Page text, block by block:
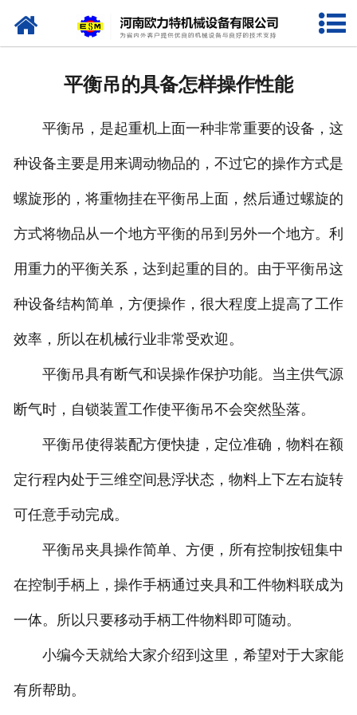
网站首页
企业相册
资质荣誉
联系我们
平衡吊的具备怎样操作性能
平衡吊，是起重机上面一种非常重要的设备，这
种设备主要是用来调动物品的，不过它的操作方式是
螺旋形的，将重物挂在平衡吊上面，然后通过螺旋的
方式将物品从一个地方平衡的吊到另外一个地方。利
用重力的平衡关系，达到起重的目的。由于平衡吊这
种设备结构简单，方便操作，很大程度上提高了工作
效率，所以在机械行业非常受欢迎。
平衡吊具有断气和误操作保护功能。当主供气源
断气时，自锁装置工作使平衡吊不会突然坠落。
平衡吊使得装配方便快捷，定位准确，物料在额
定行程内处于三维空间悬浮状态，物料上下左右旋转
可任意手动完成。
平衡吊夹具操作简单、方便，所有控制按钮集中
在控制手柄上，操作手柄通过夹具和工件物料联成为
一体。所以只要移动手柄工件物料即可随动。
小编今天就给大家介绍到这里，希望对于大家能
有所帮助。